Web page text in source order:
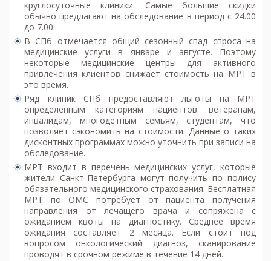
круглосуточные клиники. Самые большие скидки
обычно предлагают на обследование в период с 24.00
до 7.00.
В СПб отмечается общий сезонный спад спроса на
медицинские услуги в январе и августе. Поэтому
некоторые медицинские центры для активного
привлечения клиентов снижает стоимость на МРТ в
это время.
Ряд клиник СПб предоставляют льготы на МРТ
определенным категориям пациентов: ветеранам,
инвалидам, многодетным семьям, студентам, что
позволяет сэкономить на стоимости. Данные о таких
дисконтных программах можно уточнить при записи на
обследование.
МРТ входит в перечень медицинских услуг, которые
жители Санкт-Петербурга могут получить по полису
обязательного медицинского страхования. Бесплатная
МРТ по ОМС потребует от пациента получения
направления от лечащего врача и сопряжена с
ожиданием квоты на диагностику. Среднее время
ожидания составляет 2 месяца. Если стоит под
вопросом онкологический диагноз, сканирование
проводят в срочном режиме в течение 14 дней.